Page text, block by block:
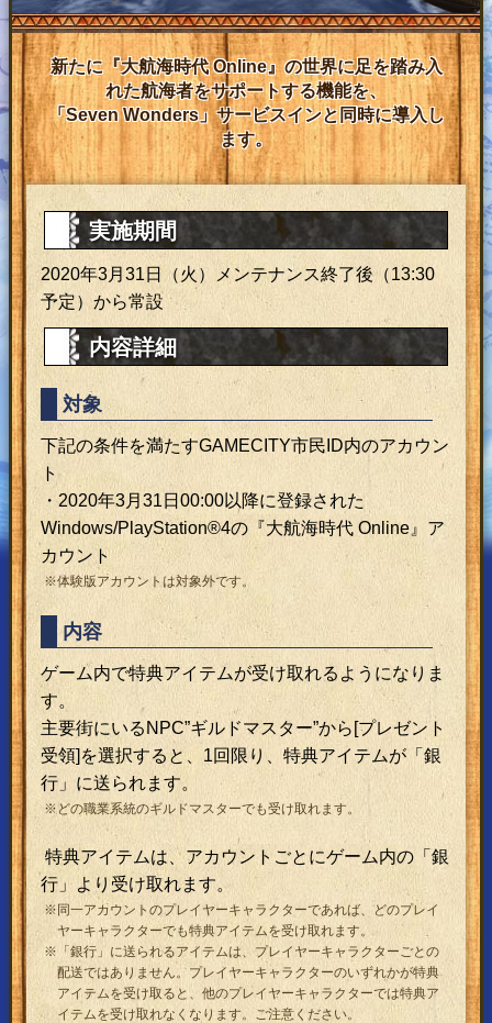
新たに『大航海時代 Online』の世界に足を踏み入
れた航海者をサポートする機能を、
「Seven Wonders」サービスインと同時に導入し
ます。
実施期間
2020年3月31日（火）メンテナンス終了後（13:30
予定）から常設
内容詳細
対象
下記の条件を満たすGAMECITY市民ID内のアカウン
ト
・2020年3月31日00:00以降に登録された
Windows/PlayStation®4の『大航海時代 Online』ア
カウント
※体験版アカウントは対象外です。
内容
ゲーム内で特典アイテムが受け取れるようになりま
す。
主要街にいるNPC”ギルドマスター”から[プレゼント
受領]を選択すると、1回限り、特典アイテムが「銀
行」に送られます。
※どの職業系統のギルドマスターでも受け取れます。
特典アイテムは、アカウントごとにゲーム内の「銀
行」より受け取れます。
※同一アカウントのプレイヤーキャラクターであれば、どのプレイ
ヤーキャラクターでも特典アイテムを受け取れます。
※「銀行」に送られるアイテムは、プレイヤーキャラクターごとの
配送ではありません。プレイヤーキャラクターのいずれかが特典
アイテムを受け取ると、他のプレイヤーキャラクターでは特典ア
イテムを受け取れなくなります。ご注意ください。